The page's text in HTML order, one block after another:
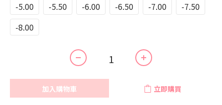
-5.00
-5.50 -6.00 -6.50 -7.00
-7.50
-8.00
加入購物車 立即購買